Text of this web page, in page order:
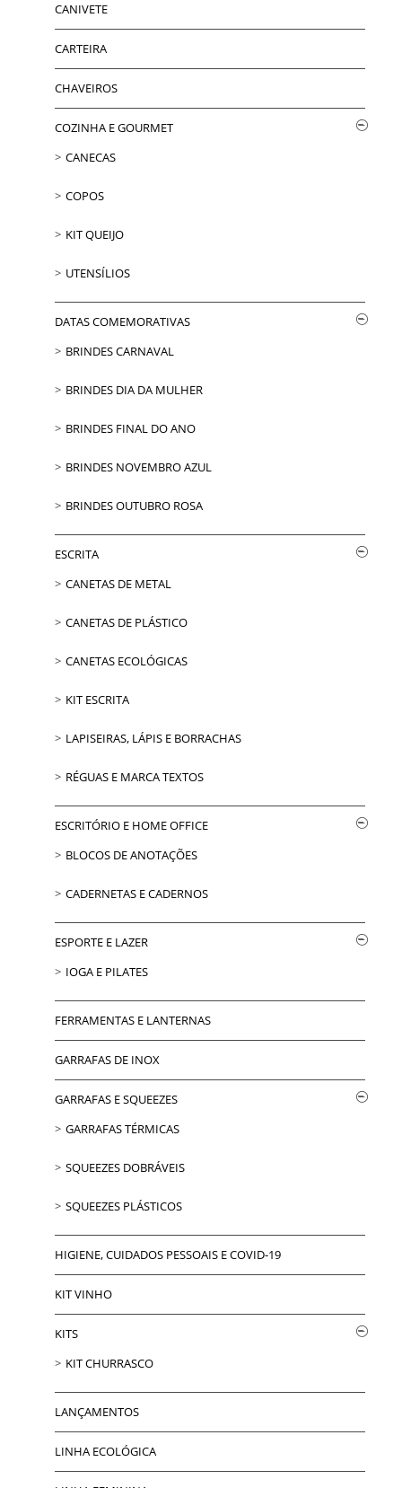
CANIVETE
CARTEIRA
CHAVEIROS
COZINHA E GOURMET
CANECAS
COPOS
KIT QUEIJO
UTENSÍLIOS
DATAS COMEMORATIVAS
BRINDES CARNAVAL
BRINDES DIA DA MULHER
BRINDES FINAL DO ANO
BRINDES NOVEMBRO AZUL
BRINDES OUTUBRO ROSA
ESCRITA
CANETAS DE METAL
CANETAS DE PLÁSTICO
CANETAS ECOLÓGICAS
KIT ESCRITA
LAPISEIRAS, LÁPIS E BORRACHAS
RÉGUAS E MARCA TEXTOS
ESCRITÓRIO E HOME OFFICE
BLOCOS DE ANOTAÇÕES
CADERNETAS E CADERNOS
ESPORTE E LAZER
IOGA E PILATES
FERRAMENTAS E LANTERNAS
GARRAFAS DE INOX
GARRAFAS E SQUEEZES
GARRAFAS TÉRMICAS
SQUEEZES DOBRÁVEIS
SQUEEZES PLÁSTICOS
HIGIENE, CUIDADOS PESSOAIS E COVID-19
KIT VINHO
KITS
KIT CHURRASCO
LANÇAMENTOS
LINHA ECOLÓGICA